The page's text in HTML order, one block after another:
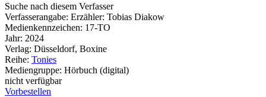
Suche nach diesem Verfasser
Verfasserangabe: Erzähler: Tobias Diakow
Medienkennzeichen: 17-TO
Jahr: 2024
Verlag: Düsseldorf, Boxine
Reihe: Tonies
Mediengruppe: Hörbuch (digital)
nicht verfügbar
Vorbestellen